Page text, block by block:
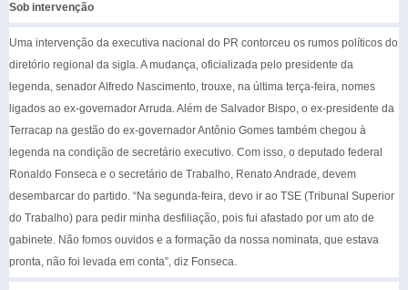
Sob intervenção
Uma intervenção da executiva nacional do PR contorceu os rumos políticos do
diretório regional da sigla. A mudança, oficializada pelo presidente da
legenda, senador Alfredo Nascimento, trouxe, na última terça-feira, nomes
ligados ao ex-governador Arruda. Além de Salvador Bispo, o ex-presidente da
Terracap na gestão do ex-governador Antônio Gomes também chegou à
legenda na condição de secretário executivo. Com isso, o deputado federal
Ronaldo Fonseca e o secretário de Trabalho, Renato Andrade, devem
desembarcar do partido. “Na segunda-feira, devo ir ao TSE (Tribunal Superior
do Trabalho) para pedir minha desfiliação, pois fui afastado por um ato de
gabinete. Não fomos ouvidos e a formação da nossa nominata, que estava
pronta, não foi levada em conta”, diz Fonseca.